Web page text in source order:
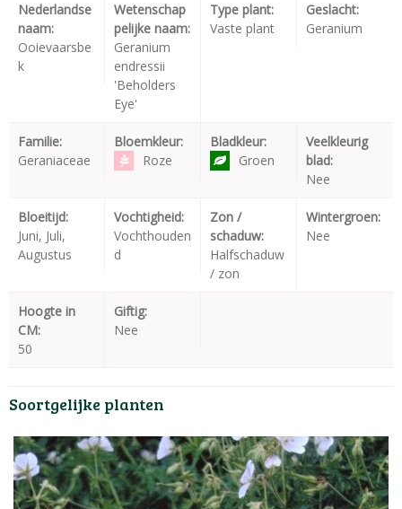
Nederlandse
naam:
Ooievaarsbe
k
Wetenschap
pelijke naam:
Geranium
endressii
'Beholders
Eye'
Type plant:
Vaste plant
Geslacht:
Geranium
Familie:
Geraniaceae
Bloemkleur:
Roze
Bladkleur:
Groen
Veelkleurig
blad:
Nee
Bloeitijd:
Juni, Juli,
Augustus
Vochtigheid:
Vochthouden
d
Zon /
schaduw:
Halfschaduw
/ zon
Wintergroen:
Nee
Hoogte in
CM:
50
Giftig:
Nee
Soortgelijke planten